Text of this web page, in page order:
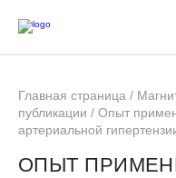
Главная страница /
публикации / Опыт
артериальной
ОПЫТ